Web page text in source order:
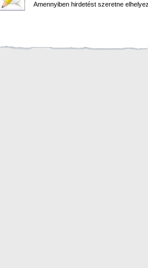
Amennyiben hirdetést szeretne